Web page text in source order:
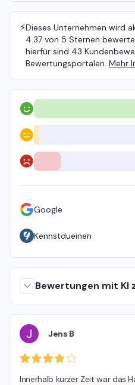
⚡️Dieses Unternehmen wird
4.37 von 5 Sternen
hierfür sind 43
Bewertungsportalen. Mehr
Positiv
Neutral
Negativ
Google
Kennstdueinen
Bewertungen mit KI
J Jens B
Innerhalb kurzer Zeit war das